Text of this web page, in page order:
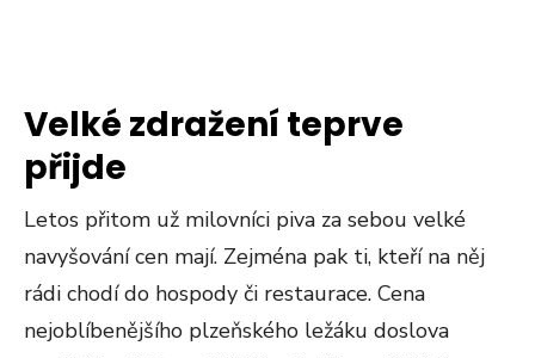
Velké zdražení teprve
přijde
Letos přitom už milovníci piva za sebou velké
navyšování cen mají. Zejména pak ti, kteří na něj
rádi chodí do hospody či restaurace. Cena
nejoblíbenějšího plzeňského ležáku doslova